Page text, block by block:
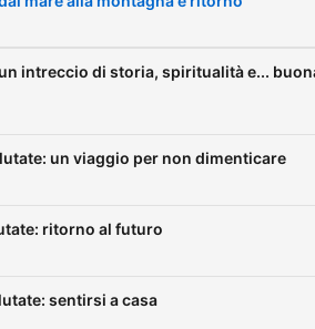
immersivo nella bellezza
dei territori meno
c'è la voce di chi quei
noti al grande pubblico e
intreccio di storia, spiritualità e...
un viaggio per non dimenticare
ritorno al futuro
sentirsi a casa